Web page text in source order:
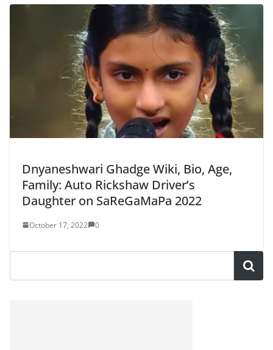
Dnyaneshwari Ghadge Wiki, Bio, Age,
Family: Auto Rickshaw Driver’s
Daughter on SaReGaMaPa 2022
October 17, 2022 0